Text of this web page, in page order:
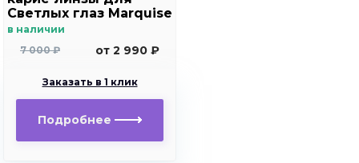
Светлых глаз Marquise
Solo brown без
Плюсовые диоптрии
и близорукости
в наличии
7 000 ₽
от 2 990 ₽
Заказать в 1 клик
Подробнее